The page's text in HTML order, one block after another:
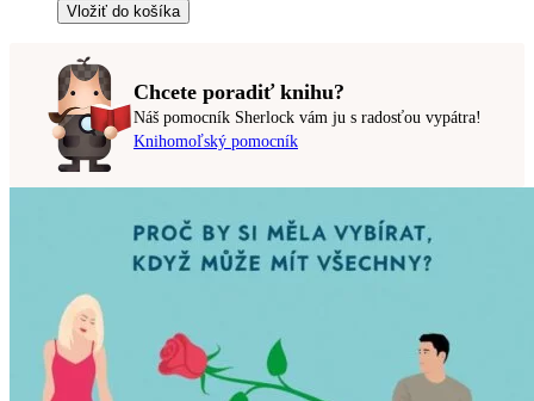
Vložiť do košíka
Chcete poradiť knihu?
Náš pomocník Sherlock vám ju s radosťou vypátra!
Knihomoľský pomocník